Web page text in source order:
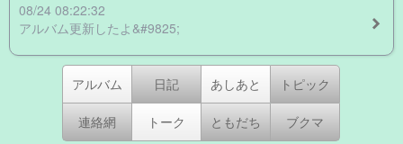
08/24 08:22:32
アルバム更新したよ&#9825;
アルバム 日記 あしあと トピック
連絡網 トーク ともだち ブクマ